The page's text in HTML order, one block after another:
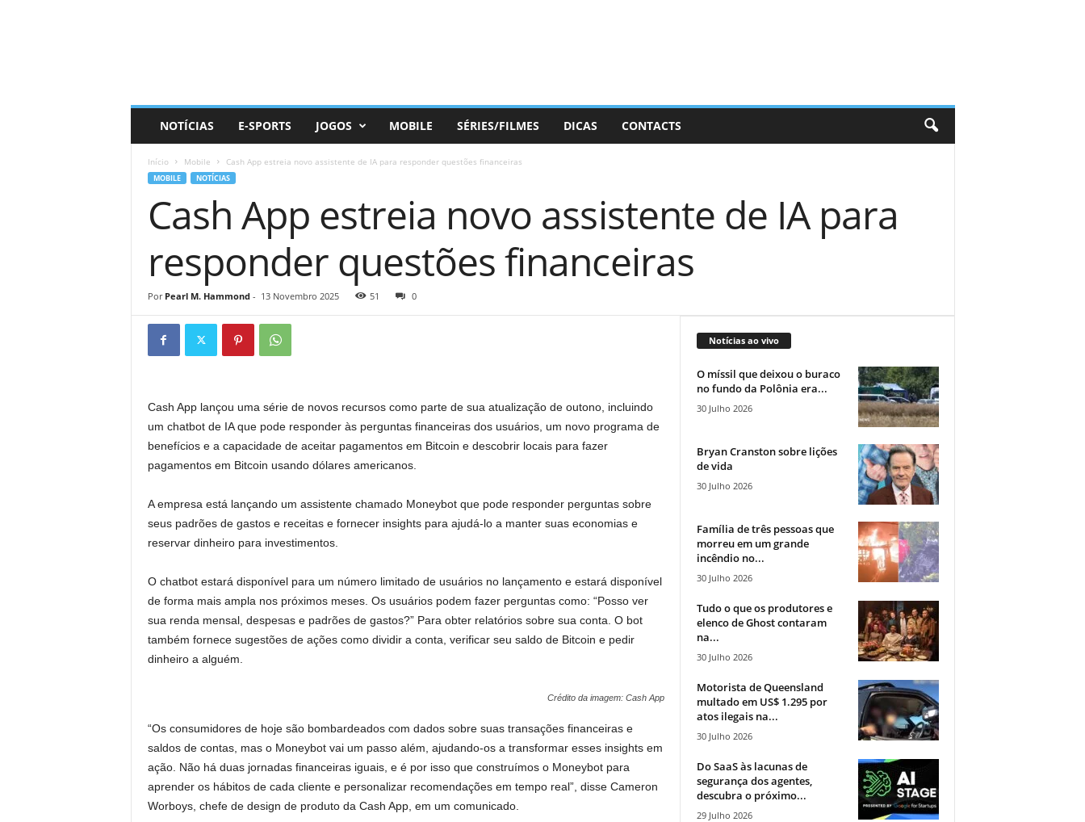
NOTÍCIAS E-SPORTS JOGOS MOBILE SÉRIES/FILMES DICAS CONTACTS
Início Mobile Cash App estreia novo assistente de IA para responder questões financeiras
MOBILE NOTÍCIAS
Cash App estreia novo assistente de IA para
responder questões financeiras
Por Pearl M. Hammond- 13 Novembro 2025 51 0
Cash App lançou uma série de novos recursos como parte de sua atualização de outono, incluindo
um chatbot de IA que pode responder às perguntas financeiras dos usuários, um novo programa de
benefícios e a capacidade de aceitar pagamentos em Bitcoin e descobrir locais para fazer
pagamentos em Bitcoin usando dólares americanos.
A empresa está lançando um assistente chamado Moneybot que pode responder perguntas sobre
seus padrões de gastos e receitas e fornecer insights para ajudá-lo a manter suas economias e
reservar dinheiro para investimentos.
O chatbot estará disponível para um número limitado de usuários no lançamento e estará disponível
de forma mais ampla nos próximos meses. Os usuários podem fazer perguntas como: “Posso ver
sua renda mensal, despesas e padrões de gastos?” Para obter relatórios sobre sua conta. O bot
também fornece sugestões de ações como dividir a conta, verificar seu saldo de Bitcoin e pedir
dinheiro a alguém.
Crédito da imagem: Cash App
“Os consumidores de hoje são bombardeados com dados sobre suas transações financeiras e
saldos de contas, mas o Moneybot vai um passo além, ajudando-os a transformar esses insights em
ação. Não há duas jornadas financeiras iguais, e é por isso que construímos o Moneybot para
aprender os hábitos de cada cliente e personalizar recomendações em tempo real”, disse Cameron
Worboys, chefe de design de produto da Cash App, em um comunicado.
Notícias ao vivo
O míssil que deixou o buraco
no fundo da Polônia era...
30 Julho 2026
Bryan Cranston sobre lições
de vida
30 Julho 2026
Família de três pessoas que
morreu em um grande
incêndio no...
30 Julho 2026
Tudo o que os produtores e
elenco de Ghost contaram
na...
30 Julho 2026
Motorista de Queensland
multado em US$ 1.295 por
atos ilegais na...
30 Julho 2026
Do SaaS às lacunas de
segurança dos agentes,
descubra o próximo...
29 Julho 2026